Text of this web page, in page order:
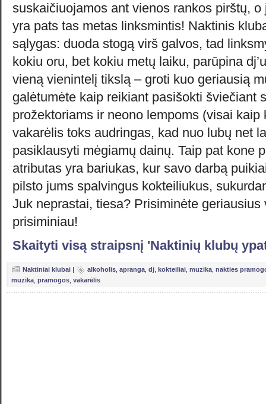
suskaičiuojamos ant vienos rankos pirštų,
yra pats tas metas linksmintis! Naktinis
sąlygas: duoda stogą virš galvos, tad
kokiu oru, bet kokiu metų laiku, parūpina
vieną vienintelį tikslą – groti kuo geriausią
galėtumėte kaip reikiant pasišokti šviečiant
prožektoriams ir neono lempoms (visai
vakarėlis toks audringas, kad nuo lubų net
pasiklausyti mėgiamų dainų. Taip pat kone
atributas yra bariukas, kur savo darbą
pilsto jums spalvingus kokteiliukus,
Juk neprastai, tiesa? Prisiminėte geriausius
prisiminiau!
Skaityti visą straipsnį 'Naktinių klubų
Naktiniai klubai | alkoholis apranga dj kokteiliai muzika nakties
muzika pramogos vakarėlis